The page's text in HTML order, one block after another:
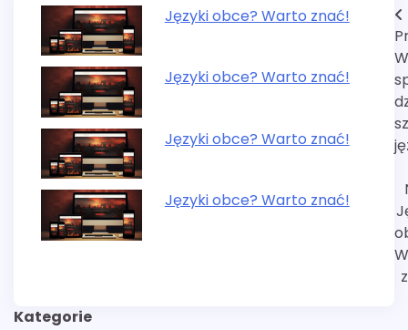
Języki obce? Warto znać!
Języki obce? Warto znać!
Języki obce? Warto znać!
Języki obce? Warto znać!
Nawigacja
wpisu
Kategorie